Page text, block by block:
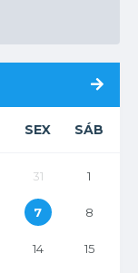
SEX SÁB
31 1
7 8
14 15